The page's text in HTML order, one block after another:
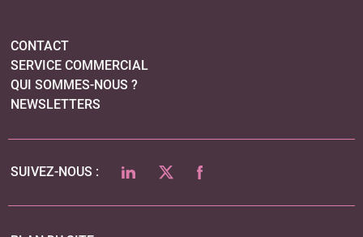
CONTACT
SERVICE COMMERCIAL
QUI SOMMES-NOUS ?
NEWSLETTERS
SUIVEZ-NOUS : LINKEDINTWITTERFACEBOOK